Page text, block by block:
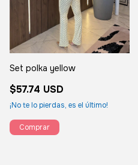
Set polka yellow
$57.74 USD
¡No te lo pierdas, es el último!
Comprar